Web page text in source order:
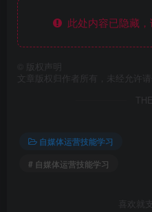
此处内容已隐藏，
版权声明
文章版权归作者所有，未经允许请
自媒体运营技能学习
# 自媒体运营技能学习
喜欢就